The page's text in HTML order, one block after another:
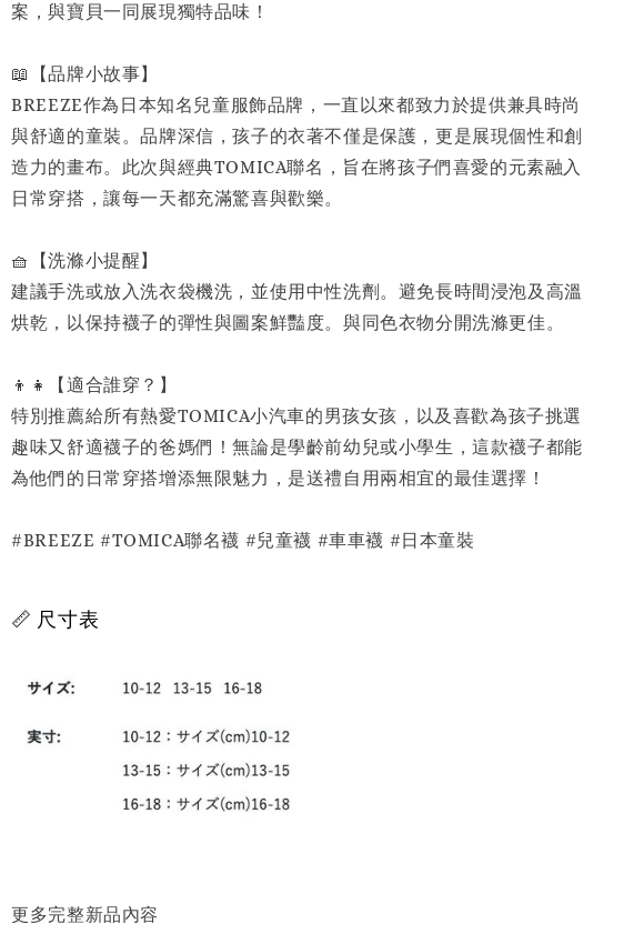
案，與寶貝一同展現獨特品味！
📖【品牌小故事】
BREEZE作為日本知名兒童服飾品牌，一直以來都致力於提供兼具時尚
與舒適的童裝。品牌深信，孩子的衣著不僅是保護，更是展現個性和創
造力的畫布。此次與經典TOMICA聯名，旨在將孩子們喜愛的元素融入
日常穿搭，讓每一天都充滿驚喜與歡樂。
🧺【洗滌小提醒】
建議手洗或放入洗衣袋機洗，並使用中性洗劑。避免長時間浸泡及高溫
烘乾，以保持襪子的彈性與圖案鮮豔度。與同色衣物分開洗滌更佳。
👦👧【適合誰穿？】
特別推薦給所有熱愛TOMICA小汽車的男孩女孩，以及喜歡為孩子挑選
趣味又舒適襪子的爸媽們！無論是學齡前幼兒或小學生，這款襪子都能
為他們的日常穿搭增添無限魅力，是送禮自用兩相宜的最佳選擇！
#BREEZE #TOMICA聯名襪 #兒童襪 #車車襪 #日本童裝
📏 尺寸表
更多完整新品內容